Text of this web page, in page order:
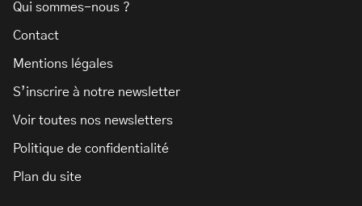
Qui sommes-nous ?
Contact
Mentions légales
S’inscrire à notre newsletter
Voir toutes nos newsletters
Politique de confidentialité
Plan du site